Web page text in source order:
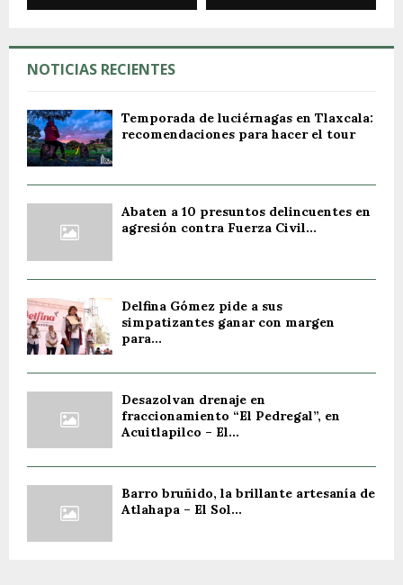
NOTICIAS RECIENTES
Temporada de luciérnagas en Tlaxcala:
recomendaciones para hacer el tour
Abaten a 10 presuntos delincuentes en
agresión contra Fuerza Civil...
Delfina Gómez pide a sus
simpatizantes ganar con margen
para...
Desazolvan drenaje en
fraccionamiento “El Pedregal”, en
Acuitlapilco – El...
Barro bruñido, la brillante artesanía de
Atlahapa – El Sol...